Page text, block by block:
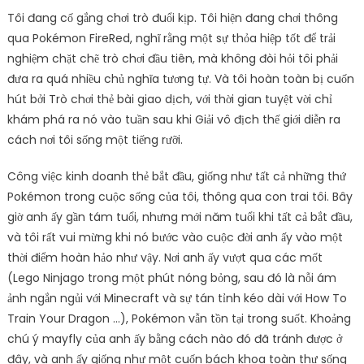
Tôi đang cố gắng chơi trò đuổi kịp. Tôi hiện đang chơi thông
qua Pokémon FireRed, nghĩ rằng một sự thỏa hiệp tốt để trải
nghiệm chặt chẽ trò chơi đầu tiên, mà không đòi hỏi tôi phải
đưa ra quá nhiều chủ nghĩa tương tự. Và tôi hoàn toàn bị cuốn
hút bởi Trò chơi thẻ bài giao dịch, với thời gian tuyệt vời chỉ
khám phá ra nó vào tuần sau khi Giải vô địch thế giới diễn ra
cách nơi tôi sống một tiếng rưỡi.
Công việc kinh doanh thẻ bắt đầu, giống như tất cả những thứ
Pokémon trong cuộc sống của tôi, thông qua con trai tôi. Bây
giờ anh ấy gần tám tuổi, nhưng mới năm tuổi khi tất cả bắt đầu,
và tôi rất vui mừng khi nó bước vào cuộc đời anh ấy vào một
thời điểm hoàn hảo như vậy. Nơi anh ấy vượt qua các mốt
(Lego Ninjago trong một phút nóng bỏng, sau đó là nỗi ám
ảnh ngắn ngủi với Minecraft và sự tán tỉnh kéo dài với How To
Train Your Dragon …), Pokémon vẫn tồn tại trong suốt. Khoảng
chú ý mayfly của anh ấy bằng cách nào đó đã tránh được ở
đây, và anh ấy giống như một cuốn bách khoa toàn thư sống